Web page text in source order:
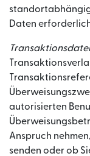
Daten
autorisierten
Anspruch
senden oder ob